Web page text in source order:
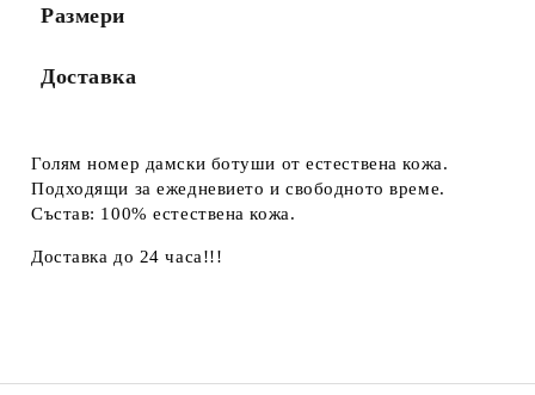
Размери
Доставка
Голям номер дамски ботуши от естествена кожа.
Подходящи за ежедневието и свободното време.
Състав: 100% естествена кожа.
Доставка до 24 часа!!!